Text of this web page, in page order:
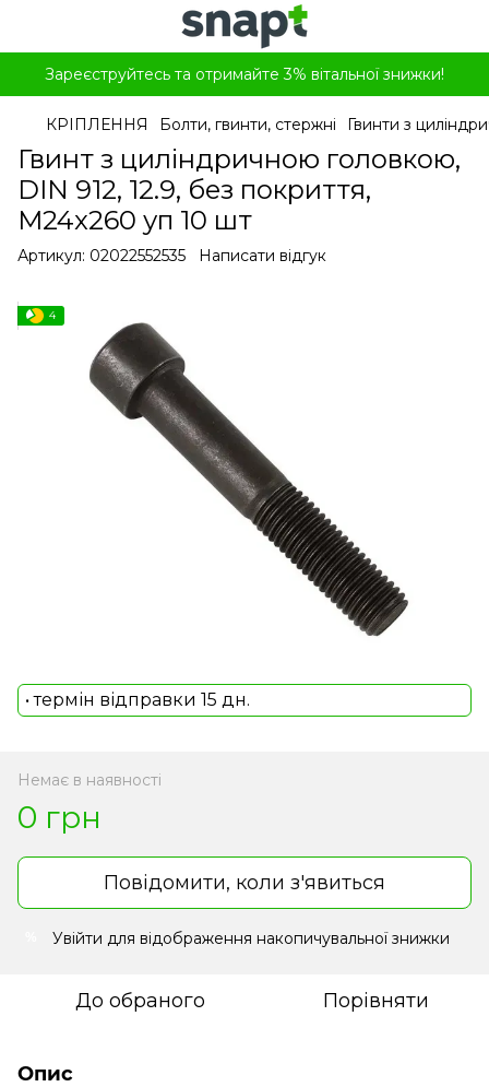
Зареєструйтесь та отримайте 3% вітальної знижки!
КРІПЛЕННЯ Болти, гвинти, стержні Гвинти з
Гвинт з циліндричною головкою,
DIN 912, 12.9, без покриття,
M24x260 уп 10 шт
Артикул: 02022552535 Написати відгук
4
• термін відправки 15 дн.
Немає в наявності
0 грн
Повідомити, коли з'явиться
Увійти для відображення накопичувальної знижки
До обраного Порівняти
Опис